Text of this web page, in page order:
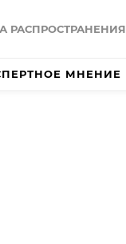
РАСПРОСТРАНЕНИЯ
МНЕНИЕ